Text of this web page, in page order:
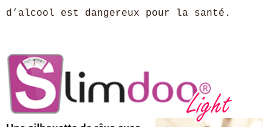
d’alcool est dangereux pour la santé.